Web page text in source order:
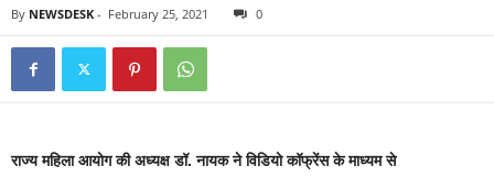
By NEWSDESK - February 25, 2021 0
राज्य महिला आयोग की अध्यक्ष डॉ. नायक ने विडियो कॉफ्रेंस के माध्यम से